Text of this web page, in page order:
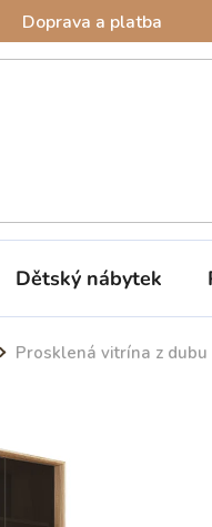
Doprava a platba
Dětský nábytek
Prosklená vitrína z